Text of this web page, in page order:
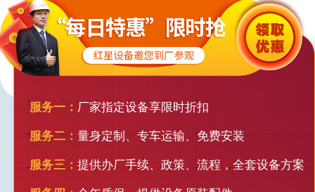
服务一： 厂家指定设备享限时折扣
服务二： 量身定制、专车运输、免费安装
服务三： 提供办厂手续、政策、流程，全套设备方案